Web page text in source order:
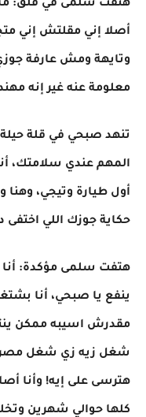
هتفت سلمى في قلق:
أصلا إني مقلتش إني
وتايهة ومش عارفة
معلومة عنه غير إنه
تنهد صبحي في قلة
المهم عندي سلامتك،
أول طيارة وتيجي،
حكاية جوزك اللي اختفى
هتفت سلمى مؤكدة:
ينفع يا صبحي، أنا
مقدرش اسيبه ممكن
شغل زيه زي شغل
هترسى على إيه! وأنا
كلها حوالي شهرين